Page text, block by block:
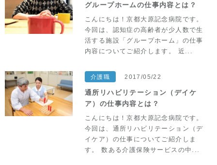
グループホームの仕事内容とは？
こんにちは！京都大原記念病院です。
今回は、認知症の高齢者が少人数で生
活する施設「グループホーム」の仕事
内容についてご紹介します。 近...
介護職 2017/05/22
通所リハビリテーション（デイケ
ア）の仕事内容とは？
こんにちは！京都大原記念病院です。
今回は、通所リハビリテーション（デ
イケア）の仕事についてご紹介しま
す。 数ある介護保険サービスの中...